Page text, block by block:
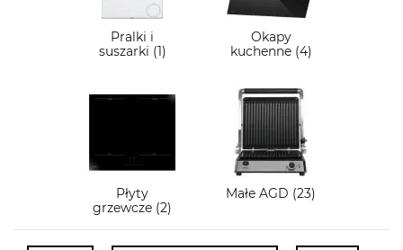
Pralki i
suszarki (1)
Okapy
kuchenne (4)
Płyty
grzewcze (2)
Małe AGD (23)